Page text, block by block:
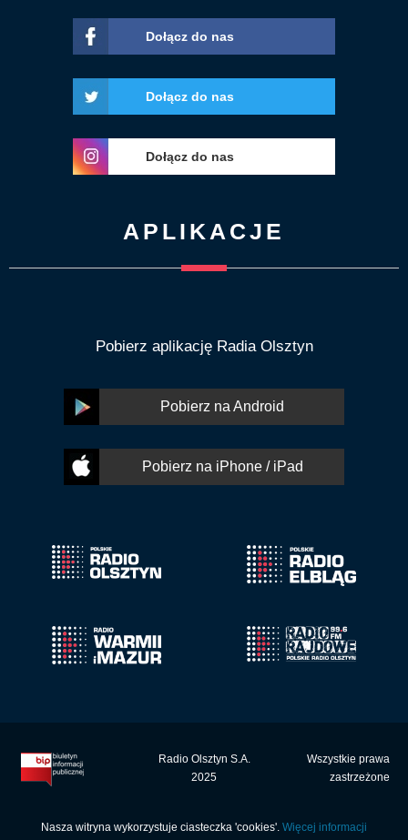
Dołącz do nas
Dołącz do nas
Dołącz do nas
APLIKACJE
Pobierz aplikację Radia Olsztyn
Pobierz na Android
Pobierz na iPhone / iPad
Radio Olsztyn S.A.
2025
Wszystkie prawa
zastrzeżone
Nasza witryna wykorzystuje ciasteczka 'cookies'. Więcej informacji